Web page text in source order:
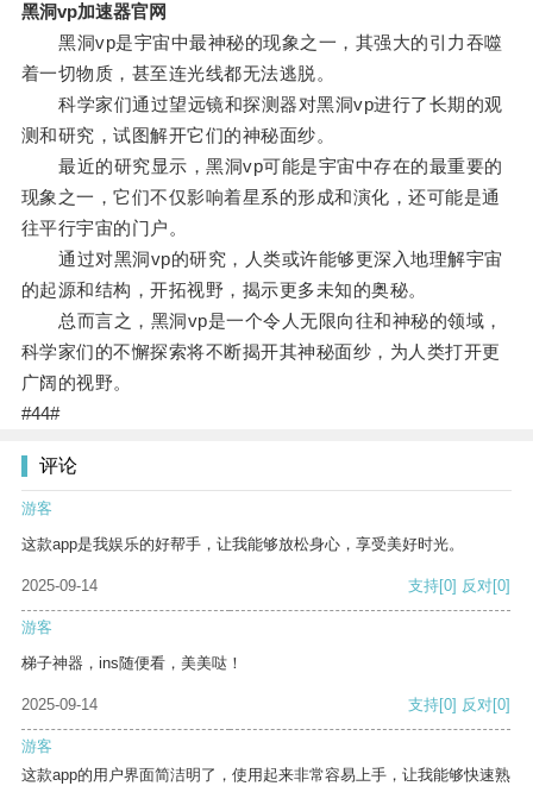
黑洞vp加速器官网
黑洞vp是宇宙中最神秘的现象之一，其强大的引力吞噬
着一切物质，甚至连光线都无法逃脱。
科学家们通过望远镜和探测器对黑洞vp进行了长期的观
测和研究，试图解开它们的神秘面纱。
最近的研究显示，黑洞vp可能是宇宙中存在的最重要的
现象之一，它们不仅影响着星系的形成和演化，还可能是通
往平行宇宙的门户。
通过对黑洞vp的研究，人类或许能够更深入地理解宇宙
的起源和结构，开拓视野，揭示更多未知的奥秘。
总而言之，黑洞vp是一个令人无限向往和神秘的领域，
科学家们的不懈探索将不断揭开其神秘面纱，为人类打开更
广阔的视野。
#44#
评论
游客
这款app是我娱乐的好帮手，让我能够放松身心，享受美好时光。
2025-09-14 支持[0] 反对[0]
游客
梯子神器，ins随便看，美美哒！
2025-09-14 支持[0] 反对[0]
游客
这款app的用户界面简洁明了，使用起来非常容易上手，让我能够快速熟